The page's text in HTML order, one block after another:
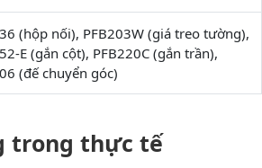
(hộp nối), PFB203W (giá treo tường),
E (gắn cột), PFB220C (gắn trần),
(đế chuyển góc)
trong thực tế